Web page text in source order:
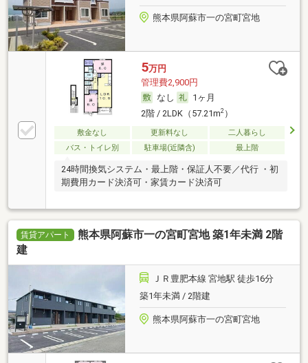
熊本県阿蘇市一の宮町宮地
5万円
管理費2,900円
なし
1ヶ月
2階 / 2LDK（57.21m2）
敷金なし 更新料なし
二人暮らし
バス・トイレ別
駐車場(近隣含) 最上階
24時間換気システム・最上階・保証人不要／代行 ・初
期費用カード決済可・家賃カード決済可
賃貸アパート
熊本県阿蘇市一の宮町宮地 築1年未満 2階
建
ＪＲ豊肥本線 宮地駅 徒歩16分
築1年未満 / 2階建
熊本県阿蘇市一の宮町宮地